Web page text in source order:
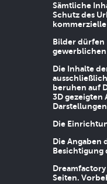
Sämtliche
Schutz des
Bilder dürfen
Die Inhalte
beruhen auf
3D gezeigten
Die
Die
Besichtigung
Seiten.